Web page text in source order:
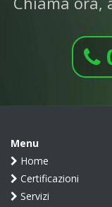
Menu
Home
Certificazioni
Servizi